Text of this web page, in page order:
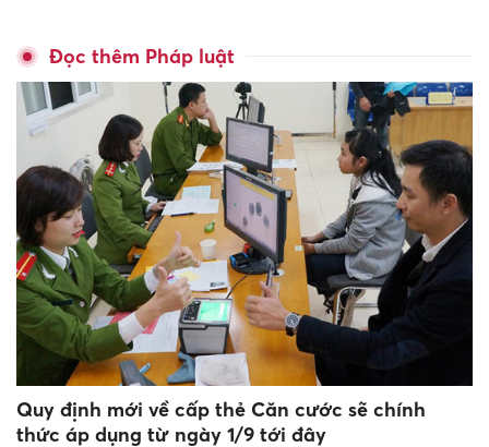
Đọc thêm Pháp luật
Quy định mới về cấp thẻ Căn cước sẽ chính
thức áp dụng từ ngày 1/9 tới đây